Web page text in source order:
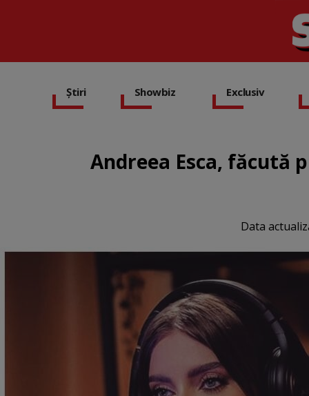
Știri Showbiz Exclusiv
Andreea Esca, făcută
Data